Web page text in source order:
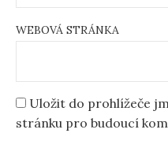
WEBOVÁ STRÁNKA
Uložit do prohlížeče
stránku pro budoucí